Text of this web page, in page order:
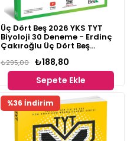
Üç Dört Beş 2026 YKS TYT
Biyoloji 30 Deneme - Erdinç
Çakıroğlu Üç Dört Beş
Yayınları
₺188,80
₺295,00
Sepete Ekle
%36 İndirim